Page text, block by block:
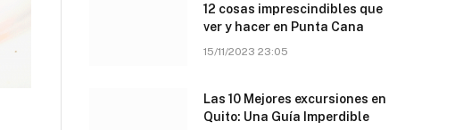
12 cosas imprescindibles que
ver y hacer en Punta Cana
15/11/2023 23:05
Las 10 Mejores excursiones en
Quito: Una Guía Imperdible